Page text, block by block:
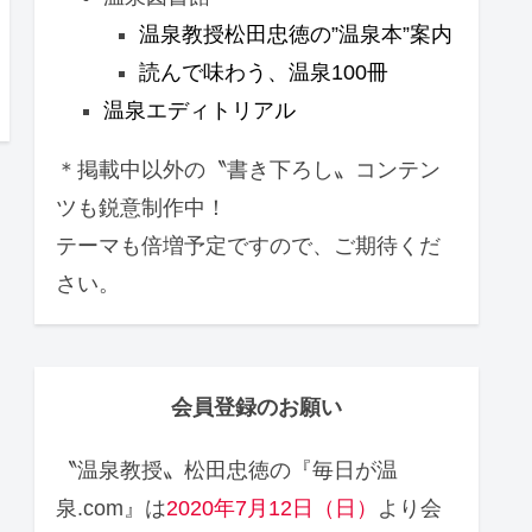
温泉教授松田忠徳の”温泉本”案内
読んで味わう、温泉100冊
温泉エディトリアル
＊掲載中以外の〝書き下ろし〟コンテン
ツも鋭意制作中！
テーマも倍増予定ですので、ご期待くだ
さい。
会員登録のお願い
〝温泉教授〟松田忠徳の『毎日が温
泉.com』は2020年7月12日（日） より会